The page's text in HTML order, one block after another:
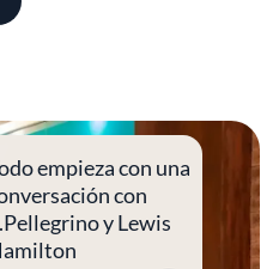
empieza con una
con
y Lewis